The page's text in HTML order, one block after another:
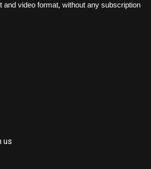
and video format, without any subscription
us